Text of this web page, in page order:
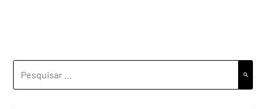
POR: